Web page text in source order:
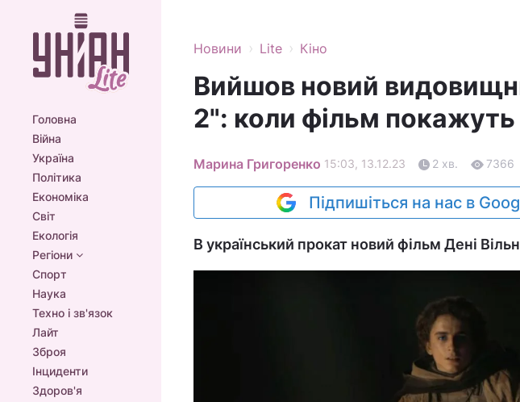
Головна
Війна
Україна
Політика
Економіка
Світ
Екологія
Регіони
Спорт
Наука
Техно і зв'язок
Лайт
Зброя
Інциденти
Здоров'я
Новини › Lite › Кіно
Вийшов новий
2": коли фільм покажуть
Марина Григоренко 15:03, 13.12.23 2 хв. 7366
Підпишіться на нас в
В український прокат новий фільм Дені